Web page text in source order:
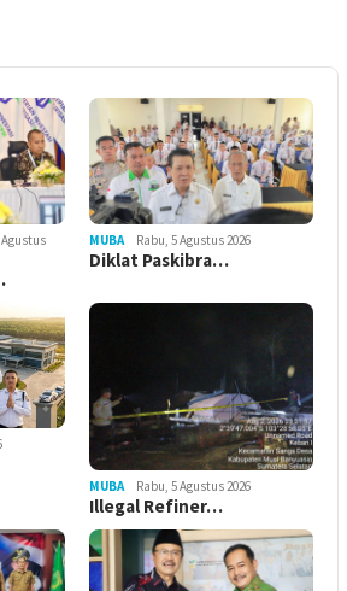
Agustus
MUBA Rabu, 5 Agustus 2026
Diklat Paskibra…
MUBA Rabu, 5 Agustus 2026
Illegal Refiner…